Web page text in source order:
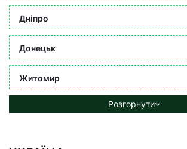
Дніпро
Донецьк
Житомир
Розгорнути